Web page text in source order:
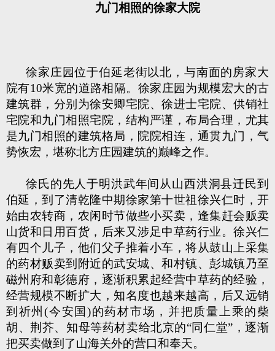
九门相照的徐家大院
徐家庄园位于伯延老街以北，与南面的房家大
院有10米宽的道路相隔。徐家庄园为规模宏大的古
建筑群，分别为徐安卿宅院、徐进士宅院、供销社
宅院和九门相照宅院，结构严谨，布局合理，尤其
是九门相照的建筑格局，院院相连，通贯九门，气
势恢宏，堪称北方庄园建筑的巅峰之作。
徐氏的先人于明洪武年间从山西洪洞县迁民到
伯延，到了清乾隆中期徐家第十世祖徐兴仁时，开
始由农转商，农闲时节做些小买卖，逢集赶会贩卖
山货和日用百货，后来又涉足中草药行业。徐兴仁
有四个儿子，他们父子推着小车，将从鼓山上采集
的药材贩卖到附近的武安城、和村镇、彭城镇乃至
磁州府和彰德府，逐渐积累起经营中草药的经验，
经营规模不断扩大，知名度也越来越高，后又远销
到祈州(今安国)的药材市场，并把质量上乘的柴
胡、荆芥、知母等药材卖给北京的“同仁堂”，逐渐
把买卖做到了山海关外的营口和奉天。